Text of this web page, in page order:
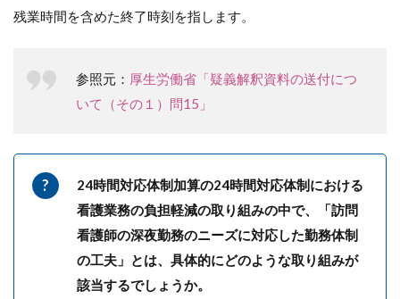
残業時間を含めた終了時刻を指します。
参照元： 厚生労働省「疑義解釈資料の送付につ
いて（その１）問15」
24時間対応体制加算の24時間対応体制における
看護業務の負担軽減の取り組みの中で、「訪問
看護師の深夜勤務のニーズに対応した勤務体制
の工夫」とは、具体的にどのような取り組みが
該当するでしょうか。